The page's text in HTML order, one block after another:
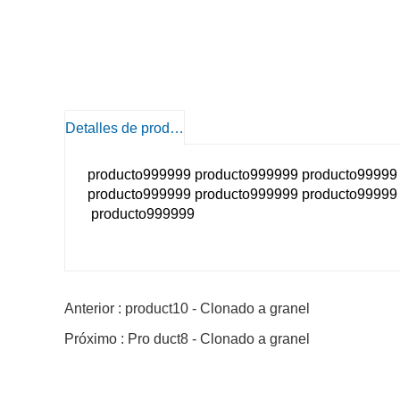
Detalles de producto
producto999999 producto999999
producto999999 producto999999 producto99999
producto999999
Anterior : product10 - Clonado a granel
Próximo : Pro duct8 - Clonado a granel